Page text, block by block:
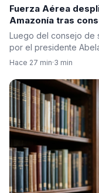
Fuerza Aérea
Amazonía tras
Luego del consejo de
por el presidente
Hace 27 min·3 min